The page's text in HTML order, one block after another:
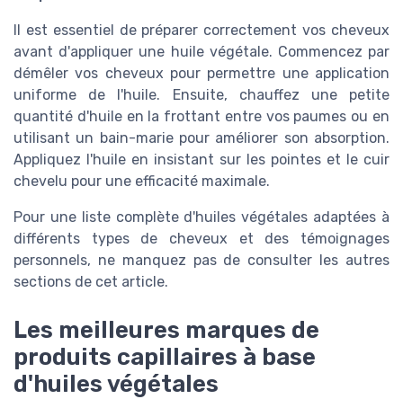
Il est essentiel de préparer correctement vos cheveux
avant d'appliquer une huile végétale. Commencez par
démêler vos cheveux pour permettre une application
uniforme de l'huile. Ensuite, chauffez une petite
quantité d'huile en la frottant entre vos paumes ou en
utilisant un bain-marie pour améliorer son absorption.
Appliquez l'huile en insistant sur les pointes et le cuir
chevelu pour une efficacité maximale.
Pour une liste complète d'huiles végétales adaptées à
différents types de cheveux et des témoignages
personnels, ne manquez pas de consulter les autres
sections de cet article.
Les meilleures marques de
produits capillaires à base
d'huiles végétales